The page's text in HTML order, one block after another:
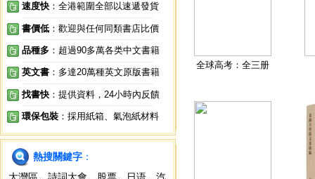
速度快 ：全港範圍全部以速遞發貨
書價低 ：歡迎與任何同類書店比價
品種多 ：超過90多萬各类中文書籍
英文書 ：多達20萬種英文原版書籍
找書快 ：提供資料，24小時內反饋
環保包裝 ：採用紙箱、氣泡紙材料
熱搜關鍵字 ：
全球高考：全三册